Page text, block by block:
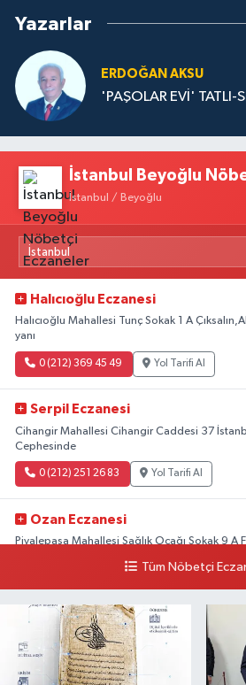
Yazarlar
ERDOĞAN AKSU
'PAŞOLAR EVİ' TATLI-
İstanbul Beyoğlu
İstanbul / Beyoğlu
Halıcıoğlu Eczanesi
Halıcıoğlu Mahallesi Tunç Sokak 1 A
yanı
0 (212) 369 45 49 Yol Tarifi Al
Serpil Eczanesi
Cihangir Mahallesi Cihangir Caddesi 37
Cephesinde
0 (212) 251 26 83 Yol Tarifi Al
Ozan Eczanesi
Piyalepaşa Mahallesi Sağlık Ocağı Sokak 9 A
Yol Tarifi Al
Tüm Nöbetçi